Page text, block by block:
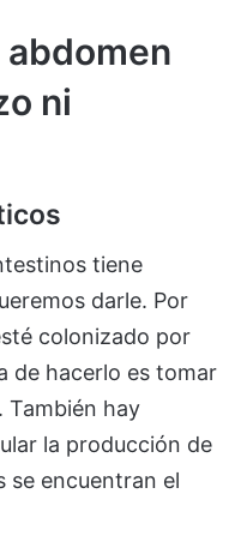
ni
tiene
darle. Por
colonizado por
de hacerlo es tomar
También hay
la producción de
se encuentran el